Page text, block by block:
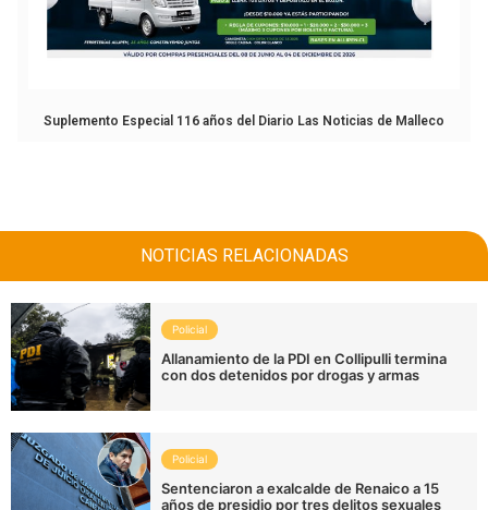
Suplemento Especial 116 años del Diario Las Noticias de Malleco
NOTICIAS RELACIONADAS
Policial
Allanamiento de la PDI en Collipulli termina
con dos detenidos por drogas y armas
Policial
Sentenciaron a exalcalde de Renaico a 15
años de presidio por tres delitos sexuales